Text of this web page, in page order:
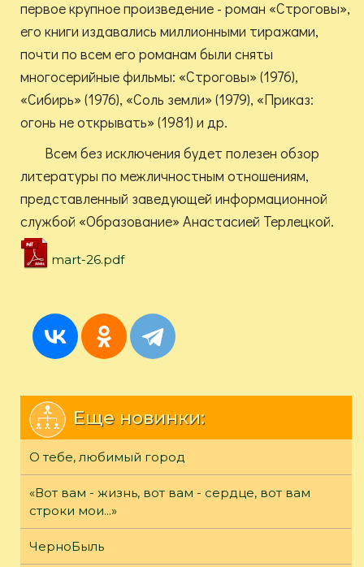
первое крупное произведение - роман «Строговы»,
его книги издавались миллионными тиражами,
почти по всем его романам были сняты
многосерийные фильмы: «Строговы» (1976),
«Сибирь» (1976), «Соль земли» (1979), «Приказ:
огонь не открывать» (1981) и др.
Всем без исключения будет полезен обзор
литературы по межличностным отношениям,
представленный заведующей информационной
службой «Образование» Анастасией Терлецкой.
mart-26.pdf
Еще новинки:
О тебе, любимый город
«Вот вам - жизнь, вот вам - сердце, вот вам
строки мои...»
ЧерноБыль